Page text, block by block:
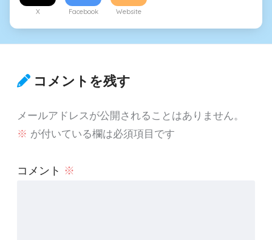
X Facebook Website
コメントを残す
メールアドレスが公開されることはありません。
※ が付いている欄は必須項目です
コメント ※